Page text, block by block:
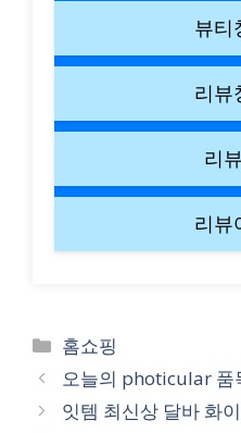
뷰티
리뷰
리
리뷰
Categories
홈쇼핑
오늘의 photicular 품
잇템 최신상 달바 화